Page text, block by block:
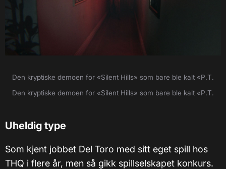
Den kryptiske demoen for «Silent Hills» som bare ble kalt «P.T.
Den kryptiske demoen for «Silent Hills» som bare ble kalt «P.T.
Uheldig type
Som kjent jobbet Del Toro med sitt eget spill hos
THQ i flere år, men så gikk spillselskapet konkurs.